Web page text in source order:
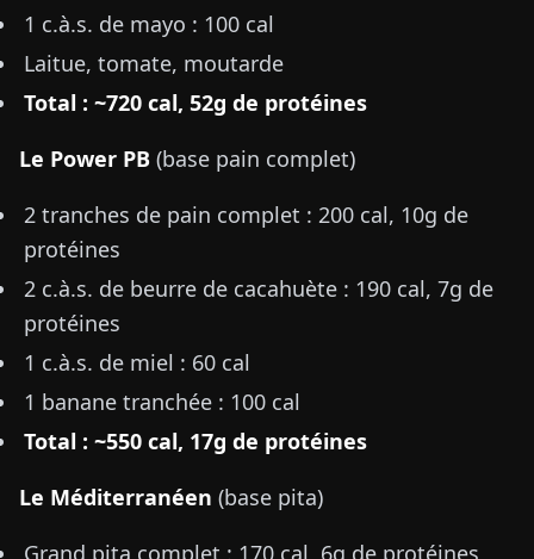
1 c.à.s. de mayo : 100 cal
Laitue, tomate, moutarde
Total : ~720 cal, 52g de protéines
Le Power PB (base pain complet)
2 tranches de pain complet : 200 cal, 10g de
protéines
2 c.à.s. de beurre de cacahuète : 190 cal, 7g de
protéines
1 c.à.s. de miel : 60 cal
1 banane tranchée : 100 cal
Total : ~550 cal, 17g de protéines
Le Méditerranéen (base pita)
Grand pita complet : 170 cal, 6g de protéines